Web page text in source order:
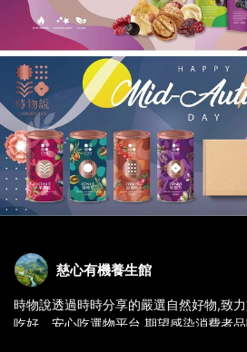
慈心有機養生館
時物說透過時時分享的嚴選自然好物,致力
吃好、安心吃選物平台,期望感染消費者